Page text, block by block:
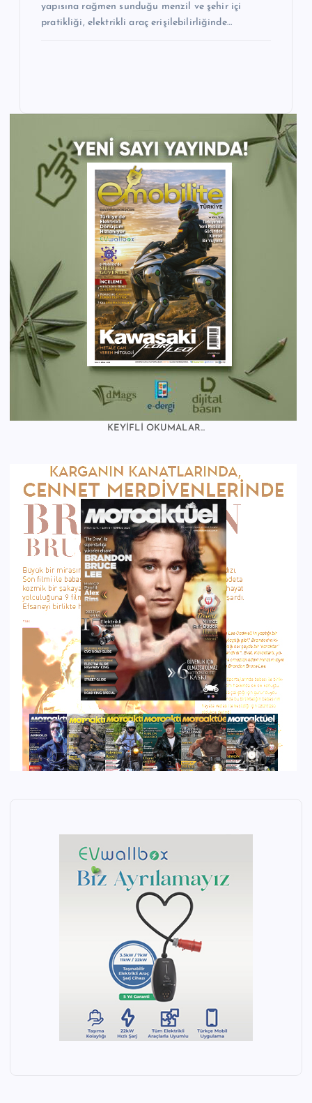
yapısına rağmen sunduğu menzil ve şehir içi
pratikliği, elektrikli araç erişilebilirliğinde…
KEYİFLİ OKUMALAR...